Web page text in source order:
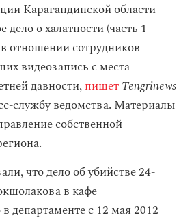
Карагандинской области
дело о халатности (часть 1
отношении сотрудников
видеозапись с места
давности,пишетTengrinews
службу ведомства. Материалы
собственной
что дело об убийстве 24-
в кафе
департаменте с 12 мая 2012